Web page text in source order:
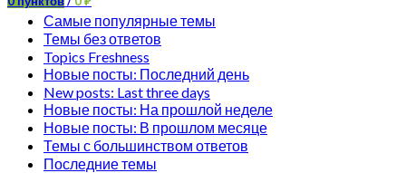
Самые популярные темы
Темы без ответов
Topics Freshness
Новые посты: Последний день
New posts: Last three days
Новые посты: На прошлой неделе
Новые посты: В прошлом месяце
Темы с большинством ответов
Последние темы